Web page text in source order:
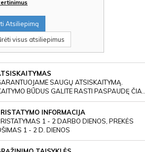
Atsiliepimą
visus atsiliepimus
SAUGŲ ATSISKAITYMĄ.
BŪDUS GALITE RASTI PASPAUDĘ ČIA..
INFORMACIJA
1 - 2 DARBO DIENOS, PREKĖS
1 - 2 D. DIENOS